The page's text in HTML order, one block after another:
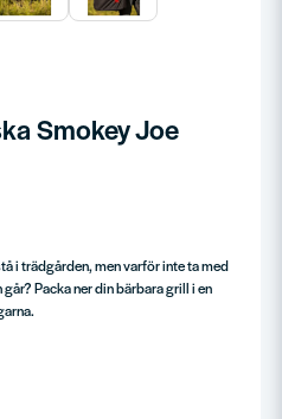
Smokey Joe
i trädgården, men varför inte ta med
Packa ner din bärbara grill i en